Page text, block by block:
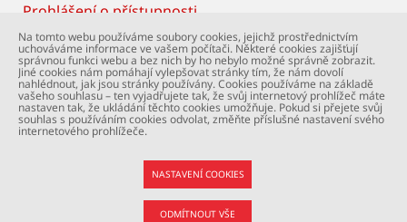
Footer
Prohlášení o přístupnosti
© Univerzita Karlova – 2. lékařská fakulta. Všechna
práva vyhrazena. Foto: 2. LF a Shutterstock.com.
Podpora webu:webmaster@lfmotol.cuni.cz
Na tomto webu používáme soubory cookies, jejichž prostřednictvím
uchováváme informace ve vašem počítači. Některé cookies zajišťují
správnou funkci webu a bez nich by ho nebylo možné správně zobrazit.
Jiné cookies nám pomáhají vylepšovat stránky tím, že nám dovolí
nahlédnout, jak jsou stránky používány. Cookies používáme na základě
vašeho souhlasu – ten vyjadřujete tak, že svůj internetový prohlížeč máte
nastaven tak, že ukládání těchto cookies umožňuje. Pokud si přejete svůj
souhlas s používáním cookies odvolat, změňte příslušné nastavení svého
internetového prohlížeče.
NASTAVENÍ COOKIES
ODMÍTNOUT VŠE